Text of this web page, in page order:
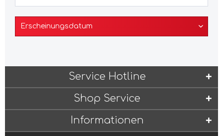
Service Hotline
Shop Service
Informationen